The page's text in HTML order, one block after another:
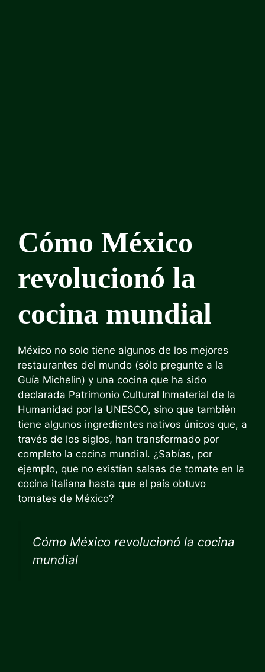
Cómo México
revolucionó la
cocina mundial
México no solo tiene algunos de los mejores
restaurantes del mundo (sólo pregunte a la
Guía Michelin) y una cocina que ha sido
declarada Patrimonio Cultural Inmaterial de la
Humanidad por la UNESCO, sino que también
tiene algunos ingredientes nativos únicos que, a
través de los siglos, han transformado por
completo la cocina mundial. ¿Sabías, por
ejemplo, que no existían salsas de tomate en la
cocina italiana hasta que el país obtuvo
tomates de México?
Cómo México revolucionó la cocina
mundial